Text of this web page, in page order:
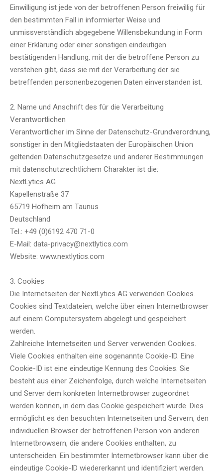
Einwilligung ist jede von der betroffenen Person freiwillig für
den bestimmten Fall in informierter Weise und
unmissverständlich abgegebene Willensbekundung in Form
einer Erklärung oder einer sonstigen eindeutigen
bestätigenden Handlung, mit der die betroffene Person zu
verstehen gibt, dass sie mit der Verarbeitung der sie
betreffenden personenbezogenen Daten einverstanden ist.
2. Name und Anschrift des für die Verarbeitung
Verantwortlichen
Verantwortlicher im Sinne der Datenschutz-Grundverordnung,
sonstiger in den Mitgliedstaaten der Europäischen Union
geltenden Datenschutzgesetze und anderer Bestimmungen
mit datenschutzrechtlichem Charakter ist die:
NextLytics AG
Kapellenstraße 37
65719 Hofheim am Taunus
Deutschland
Tel.: +49 (0)6192 470 71-0
E-Mail: data-privacy@nextlytics.com
Website: www.nextlytics.com
3. Cookies
Die Internetseiten der NextLytics AG verwenden Cookies.
Cookies sind Textdateien, welche über einen Internetbrowser
auf einem Computersystem abgelegt und gespeichert
werden.
Zahlreiche Internetseiten und Server verwenden Cookies.
Viele Cookies enthalten eine sogenannte Cookie-ID. Eine
Cookie-ID ist eine eindeutige Kennung des Cookies. Sie
besteht aus einer Zeichenfolge, durch welche Internetseiten
und Server dem konkreten Internetbrowser zugeordnet
werden können, in dem das Cookie gespeichert wurde. Dies
ermöglicht es den besuchten Internetseiten und Servern, den
individuellen Browser der betroffenen Person von anderen
Internetbrowsern, die andere Cookies enthalten, zu
unterscheiden. Ein bestimmter Internetbrowser kann über die
eindeutige Cookie-ID wiedererkannt und identifiziert werden.